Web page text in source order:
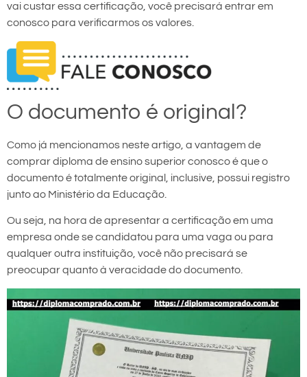
vai custar essa certificação, você precisará entrar em
conosco para verificarmos os valores.
O documento é original?
Como já mencionamos neste artigo, a vantagem de
comprar diploma de ensino superior conosco é que o
documento é totalmente original, inclusive, possui registro
junto ao Ministério da Educação.
Ou seja, na hora de apresentar a certificação em uma
empresa onde se candidatou para uma vaga ou para
qualquer outra instituição, você não precisará se
preocupar quanto à veracidade do documento.